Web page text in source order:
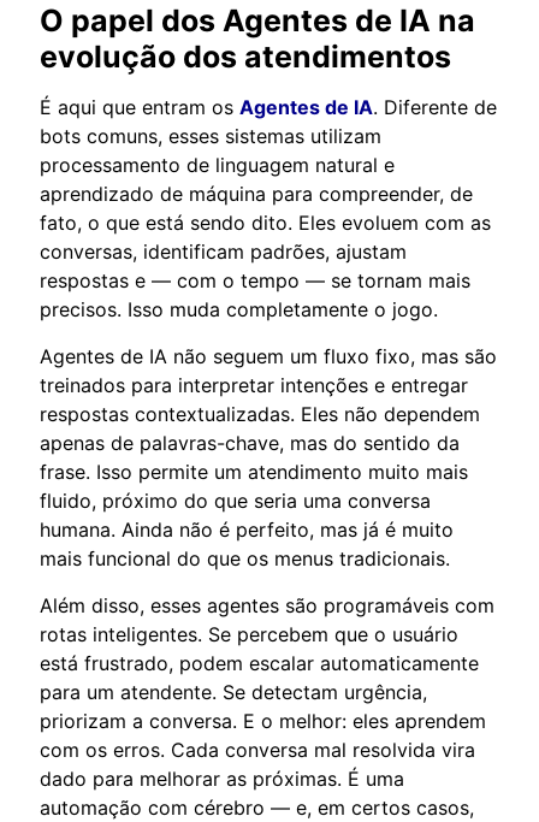
O papel dos Agentes de IA na
evolução dos atendimentos
É aqui que entram os Agentes de IA. Diferente de
bots comuns, esses sistemas utilizam
processamento de linguagem natural e
aprendizado de máquina para compreender, de
fato, o que está sendo dito. Eles evoluem com as
conversas, identificam padrões, ajustam
respostas e — com o tempo — se tornam mais
precisos. Isso muda completamente o jogo.
Agentes de IA não seguem um fluxo fixo, mas são
treinados para interpretar intenções e entregar
respostas contextualizadas. Eles não dependem
apenas de palavras-chave, mas do sentido da
frase. Isso permite um atendimento muito mais
fluido, próximo do que seria uma conversa
humana. Ainda não é perfeito, mas já é muito
mais funcional do que os menus tradicionais.
Além disso, esses agentes são programáveis com
rotas inteligentes. Se percebem que o usuário
está frustrado, podem escalar automaticamente
para um atendente. Se detectam urgência,
priorizam a conversa. E o melhor: eles aprendem
com os erros. Cada conversa mal resolvida vira
dado para melhorar as próximas. É uma
automação com cérebro — e, em certos casos,